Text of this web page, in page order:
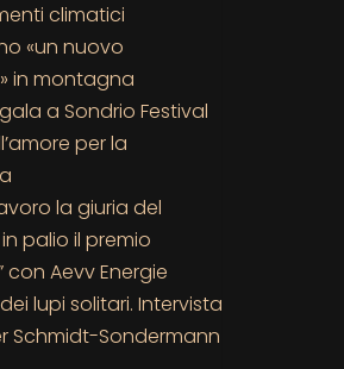
climatici
«un nuovo
in montagna
a Sondrio Festival
per la
la giuria del
palio il premio
con Aevv Energie
lupi solitari. Intervista
Schmidt-Sondermann